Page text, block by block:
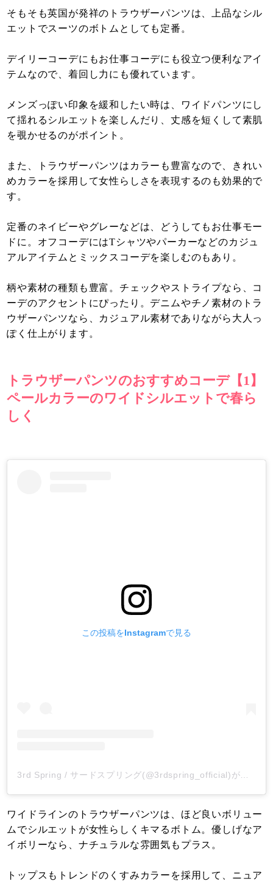
そもそも英国が発祥のトラウザーパンツは、上品なシル
エットでスーツのボトムとしても定番。
デイリーコーデにもお仕事コーデにも役立つ便利なアイ
テムなので、着回し力にも優れています。
メンズっぽい印象を緩和したい時は、ワイドパンツにし
て揺れるシルエットを楽しんだり、丈感を短くして素肌
を覗かせるのがポイント。
また、トラウザーパンツはカラーも豊富なので、きれい
めカラーを採用して女性らしさを表現するのも効果的で
す。
定番のネイビーやグレーなどは、どうしてもお仕事モー
ドに。オフコーデにはTシャツやパーカーなどのカジュ
アルアイテムとミックスコーデを楽しむのもあり。
柄や素材の種類も豊富。チェックやストライプなら、コ
ーデのアクセントにぴったり。デニムやチノ素材のトラ
ウザーパンツなら、カジュアル素材でありながら大人っ
ぽく仕上がります。
トラウザーパンツのおすすめコーデ【1】
ペールカラーのワイドシルエットで春ら
しく
この投稿をInstagramで見る
ワイドラインのトラウザーパンツは、ほど良いボリュー
ムでシルエットが女性らしくキマるボトム。優しげなア
イボリーなら、ナチュラルな雰囲気もプラス。
トップスもトレンドのくすみカラーを採用して、ニュア